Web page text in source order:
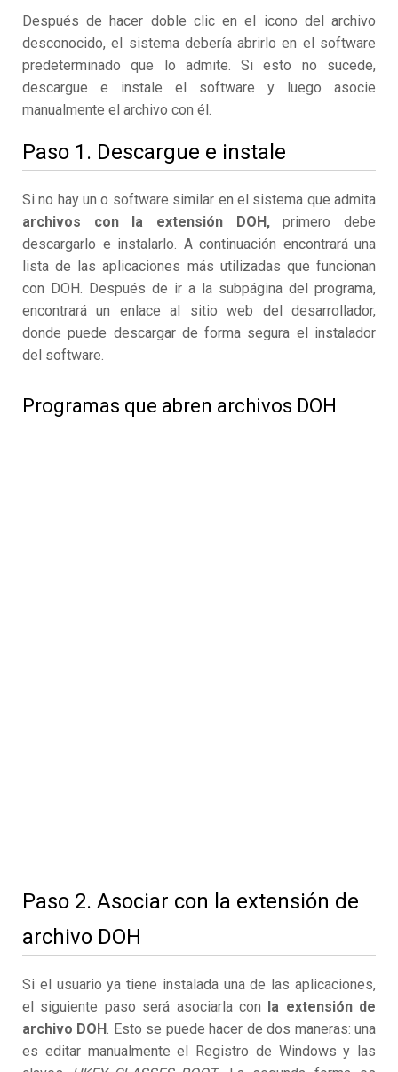
Después de hacer doble clic en el icono del archivo
desconocido, el sistema debería abrirlo en el software
predeterminado que lo admite. Si esto no sucede,
descargue e instale el software y luego asocie
manualmente el archivo con él.
Paso 1. Descargue e instale
Si no hay un o software similar en el sistema que admita
archivos con la extensión DOH,primero debe
descargarlo e instalarlo. A continuación encontrará una
lista de las aplicaciones más utilizadas que funcionan
con DOH. Después de ir a la subpágina del programa,
encontrará un enlace al sitio web del desarrollador,
donde puede descargar de forma segura el instalador
del software.
Programas que abren archivos DOH
Paso 2. Asociar con la extensión de
archivo DOH
Si el usuario ya tiene instalada una de las aplicaciones,
el siguiente paso será asociarla con la extensión de
archivo DOH. Esto se puede hacer de dos maneras: una
es editar manualmente el Registro de Windows y las